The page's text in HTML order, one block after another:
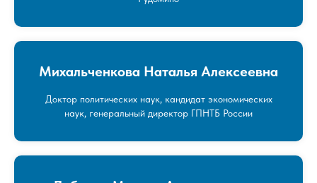
Михальченкова Наталья Алексеевна
Доктор политических наук, кандидат экономических
наук, генеральный директор ГПНТБ России